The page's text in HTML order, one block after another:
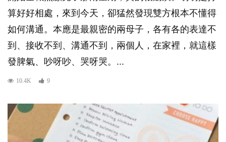
算好好相處，來到今天，卻猛然發現雙方根本不懂得
如何溝通。本應是最親密的兩母子，各有各的表達不
到、接收不到、溝通不到，兩個人，在家裡，就這樣
發脾氣、吵呀吵、哭呀哭。...
10.4K 9